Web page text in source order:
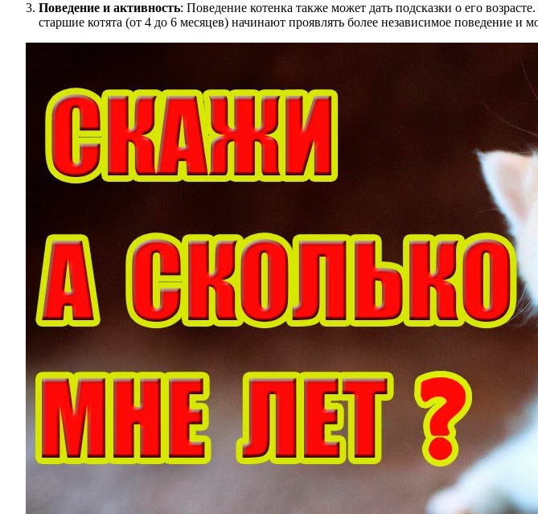
Поведение и активность: Поведение котенка также может дать подсказки о его
старшие котята (от 4 до 6 месяцев) начинают проявлять более независимое поведение